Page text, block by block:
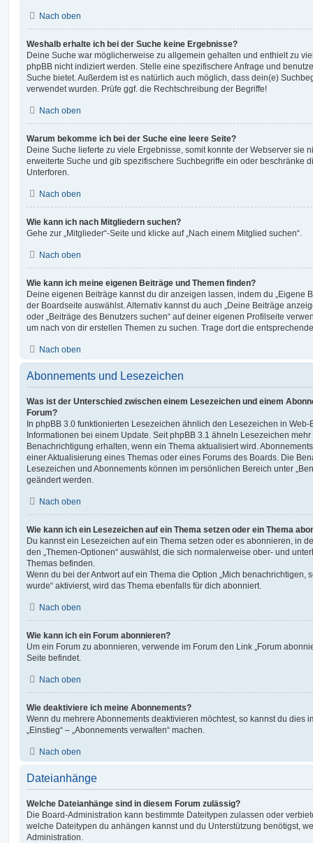
Nach oben
Weshalb erhalte ich bei der Suche keine Ergebnisse?
Deine Suche war möglicherweise zu allgemein gehalten und enthielt zu
phpBB nicht indiziert werden. Stelle eine spezifischere Anfrage und
Suche bietet. Außerdem ist es natürlich auch möglich, dass dein(e)
verwendet wurden. Prüfe ggf. die Rechtschreibung der Begriffe!
Nach oben
Warum bekomme ich bei der Suche eine leere Seite?
Deine Suche lieferte zu viele Ergebnisse, somit konnte der Webserver sie
erweiterte Suche und gib spezifischere Suchbegriffe ein oder beschränke
Unterforen.
Nach oben
Wie kann ich nach Mitgliedern suchen?
Gehe zur „Mitglieder“-Seite und klicke auf „Nach einem Mitglied suchen“.
Nach oben
Wie kann ich meine eigenen Beiträge und Themen finden?
Deine eigenen Beiträge kannst du dir anzeigen lassen, indem du „Eigene
der Boardseite auswählst. Alternativ kannst du auch „Deine Beiträge
oder „Beiträge des Benutzers suchen“ auf deiner eigenen Profilseite
um nach von dir erstellen Themen zu suchen. Trage dort die
Nach oben
Abonnements und Lesezeichen
Was ist der Unterschied zwischen einem Lesezeichen und einem
Forum?
In phpBB 3.0 funktionierten Lesezeichen ähnlich den Lesezeichen in
Informationen bei einem Update. Seit phpBB 3.1 ähneln Lesezeichen
Benachrichtigung erhalten, wenn ein Thema aktualisiert wird.
einer Aktualisierung eines Themas oder eines Forums des Boards. Die
Lesezeichen und Abonnements können im persönlichen Bereich unter
geändert werden.
Nach oben
Wie kann ich ein Lesezeichen auf ein Thema setzen oder ein Thema
Du kannst ein Lesezeichen auf ein Thema setzen oder es abonnieren, in
den „Themen-Optionen“ auswählst, die sich normalerweise ober- und
Themas befinden.
Wenn du bei der Antwort auf ein Thema die Option „Mich benachrichtigen,
wurde“ aktivierst, wird das Thema ebenfalls für dich abonniert.
Nach oben
Wie kann ich ein Forum abonnieren?
Um ein Forum zu abonnieren, verwende im Forum den Link „Forum
Seite befindet.
Nach oben
Wie deaktiviere ich meine Abonnements?
Wenn du mehrere Abonnements deaktivieren möchtest, so kannst du dies
„Einstieg“ – „Abonnements verwalten“ machen.
Nach oben
Dateianhänge
Welche Dateianhänge sind in diesem Forum zulässig?
Die Board-Administration kann bestimmte Dateitypen zulassen oder
welche Dateitypen du anhängen kannst und du Unterstützung benötigst,
Administration.